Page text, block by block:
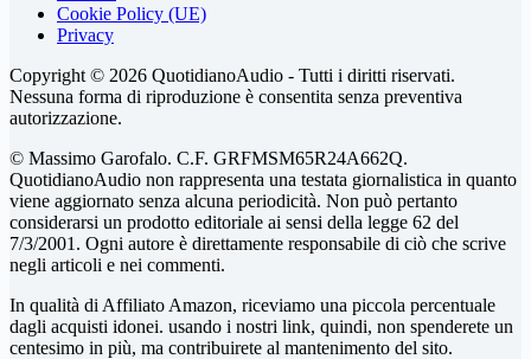
Cookie Policy (UE)
Privacy
Copyright © 2026 QuotidianoAudio - Tutti i diritti riservati.
Nessuna forma di riproduzione è consentita senza preventiva
autorizzazione.
© Massimo Garofalo. C.F. GRFMSM65R24A662Q.
QuotidianoAudio non rappresenta una testata giornalistica in quanto
viene aggiornato senza alcuna periodicità. Non può pertanto
considerarsi un prodotto editoriale ai sensi della legge 62 del
7/3/2001. Ogni autore è direttamente responsabile di ciò che scrive
negli articoli e nei commenti.
In qualità di Affiliato Amazon, riceviamo una piccola percentuale
dagli acquisti idonei. usando i nostri link, quindi, non spenderete un
centesimo in più, ma contribuirete al mantenimento del sito.